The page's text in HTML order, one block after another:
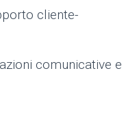
cliente-
comunicative e